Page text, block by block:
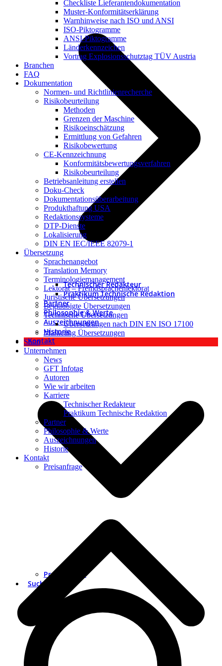
Technischer Redakteur
Praktikum Technische Redaktion
Partner
Philosophie & Werte
Auszeichnungen
Historie
Kontakt
Preisanfrage
Suche
Checkliste Lieferantendokumentation
Muster-Konformitätserklärung
Warnhinweise nach ISO und ANSI
ISO-Piktogramme
ANSI-Piktogramme
Länderkennzeichen
Vortrag Explosionsschutztag TÜV Austria
Branchen
FAQ
Dokumentation
Normen- und Richtlinienrecherche
Risikobeurteilung
Methoden
Grenzen der Maschine
Risikoeinschätzung
Ermittlung von Gefahren
Risikobewertung
CE-Kennzeichnung
Konformitätsbewertungsverfahren
Risikobeurteilung
Betriebsanleitung erstellen
Doku-Check
Dokumentationsüberarbeitung
Produkthaftung USA
Redaktionssysteme
DTP-Dienste
Lokalisierung
DIN EN IEC/IEEE 82079-1
Übersetzung
Sprachenangebot
Translation Memory
Terminologiemanagement
Lektorat – Fremdsprachenlektorat
Juristische Übersetzungen
Beglaubigte Übersetzungen
Technische Übersetzungen
Übersetzungen nach DIN EN ISO 17100
Marketing Übersetzungen
Shop
Unternehmen
News
GFT Infotag
Autoren
Wie wir arbeiten
Karriere
Technischer Redakteur
Praktikum Technische Redaktion
Partner
Philosophie & Werte
Auszeichnungen
Historie
Kontakt
Preisanfrage